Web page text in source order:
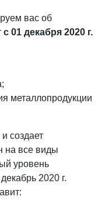
вас об
с 01 декабря 2020 г.
металлопродукции
создает
на все виды
уровень
2020 г.